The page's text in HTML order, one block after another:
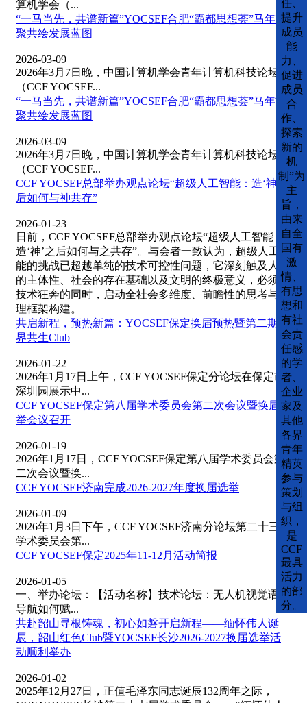
算机学会（...
“一马当先，共谱新篇”YOCSEF合肥“霸都思想荟”马年首
聚共绘发展蓝图
2026-03-09
2026年3月7日晚，中国计算机学会青年计算机科技论坛
（CCF YOCSEF...
“一马当先，共谱新篇”YOCSEF合肥“霸都思想荟”马年首
聚共绘发展蓝图
2026-03-09
2026年3月7日晚，中国计算机学会青年计算机科技论坛
（CCF YOCSEF...
CCF YOCSEF总部举办观点论坛“超级人工智能：造‘神’之
后如何与神共存”
2026-01-23
日前，CCF YOCSEF总部举办观点论坛“超级人工智能：
造‘神’之后如何与之共存”。与会者一致认为，超级人工智
能的挑战已超越单纯的技术可控性问题，它深刻触及人类
的主体性、社会的存在基础以及文明的终极意义，必须在
技术狂奔的同时，启动全社会多维度、前瞻性的思考与治
理框架构建。
共启新程，预热新篇：YOCSEF保定换届预热暨第二期破
界共生Club
2026-01-22
2026年1月17日上午，CCF YOCSEF保定分论坛在保定市
深圳园展示中...
CCF YOCSEF保定第八届学术委员会第二次会议暨换届选
举会议召开
2026-01-19
2026年1月17日，CCF YOCSEF保定第八届学术委员会第
二次会议暨换...
CCF YOCSEF济南完成2026-2027年度换届选举
2026-01-09
2026年1月3日下午，CCF YOCSEF济南分论坛第二十三届
学术委员会第...
​CCF YOCSEF保定2025年11-12月活动简报
2026-01-05
一、举办论坛：【活动名称】技术论坛：无人机视觉语言
导航如何赋...
共赴韶山寻根铸魂，初心如磐开启新程——缅怀伟人诞
辰，韶山红色Club暨YOCSEF长沙2026-2027换届选举活
动顺利举办
2026-01-02
2025年12月27日，正值毛泽东同志诞辰132周年之际，
任、
提升
成员
能
力、
促进
成员
合
作、
探索
新的
机
制”为
主
旨，
由来
自全
国有
激
情、
有思
想和
有社
会责
任感
的学
者、
企业
家及
其他
各界
青年
精英
参与
策划
与组
织，
是
CCF
最具
活力
的部
分。